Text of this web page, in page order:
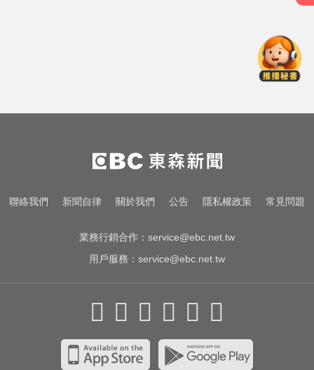
鍵
她砸錢演女主「60場吻戲狂伸舌」
男星硬撐拍完...慘下架
台指期夜盤狂飆736點 專家揭反彈
聯絡我們 新聞自律 關於我們 公告 隱私權政策 常見問題
業務行銷合作： service@ebc.net.tw
用戶服務： service@ebc.net.tw